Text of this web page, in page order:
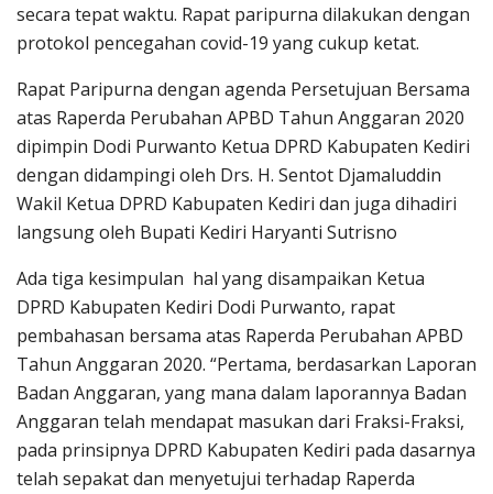
secara tepat waktu. Rapat paripurna dilakukan dengan
protokol pencegahan covid-19 yang cukup ketat.
Rapat Paripurna dengan agenda Persetujuan Bersama
atas Raperda Perubahan APBD Tahun Anggaran 2020
dipimpin Dodi Purwanto Ketua DPRD Kabupaten Kediri
dengan didampingi oleh Drs. H. Sentot Djamaluddin
Wakil Ketua DPRD Kabupaten Kediri dan juga dihadiri
langsung oleh Bupati Kediri Haryanti Sutrisno
Ada tiga kesimpulan hal yang disampaikan Ketua
DPRD Kabupaten Kediri Dodi Purwanto, rapat
pembahasan bersama atas Raperda Perubahan APBD
Tahun Anggaran 2020. “Pertama, berdasarkan Laporan
Badan Anggaran, yang mana dalam laporannya Badan
Anggaran telah mendapat masukan dari Fraksi-Fraksi,
pada prinsipnya DPRD Kabupaten Kediri pada dasarnya
telah sepakat dan menyetujui terhadap Raperda